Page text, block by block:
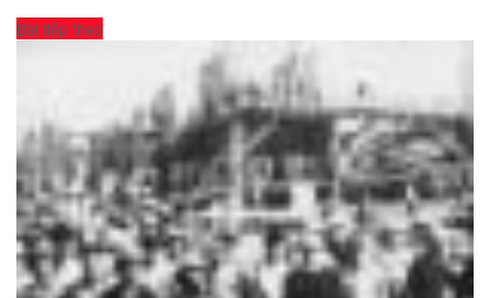
Bài tiếp theo